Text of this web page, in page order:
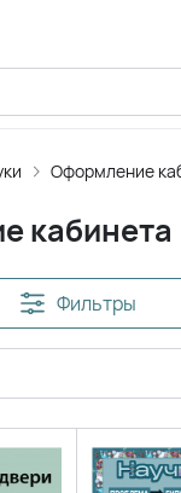
Оформление
кабинета
Фильтры